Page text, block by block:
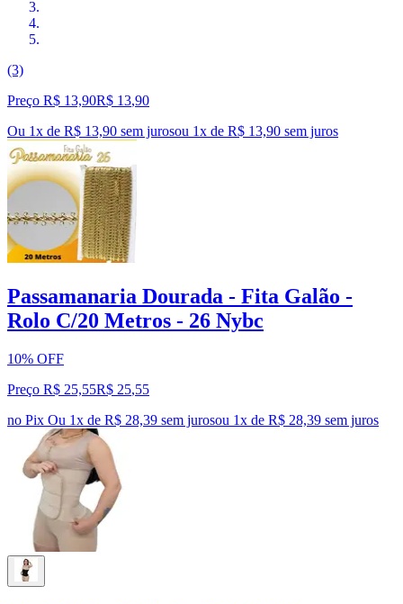
(3)
Preço R$ 13,90R$ 13,90
Ou 1x de R$ 13,90 sem jurosou 1x de R$ 13,90 sem juros
Passamanaria Dourada - Fita Galão -
Rolo C/20 Metros - 26 Nybc
10% OFF
Preço R$ 25,55R$ 25,55
no Pix Ou 1x de R$ 28,39 sem jurosou 1x de R$ 28,39 sem juros